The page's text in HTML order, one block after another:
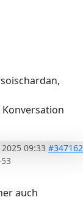
,
09:33 #347162
auch